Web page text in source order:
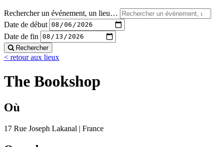
Rechercher un événement, un lieu…
Date de début
Date de fin
Rechercher
< retour aux lieux
The Bookshop
Où
17 Rue Joseph Lakanal | France